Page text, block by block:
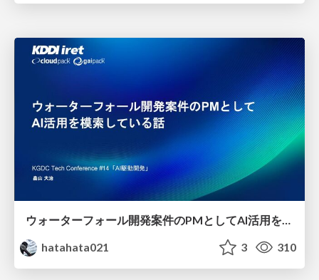
ウォーターフォール開発案件のPMとしてAI活用を模索している話
hatahata021
3 310